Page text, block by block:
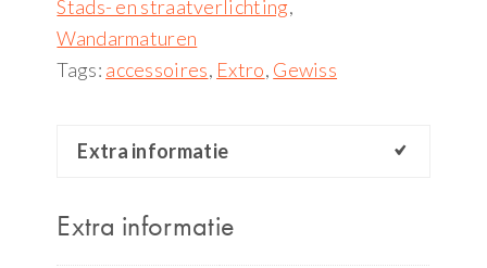
Stads- en straatverlichting,
Wandarmaturen
Tags: accessoires, Extro, Gewiss
Extra informatie
Extra informatie